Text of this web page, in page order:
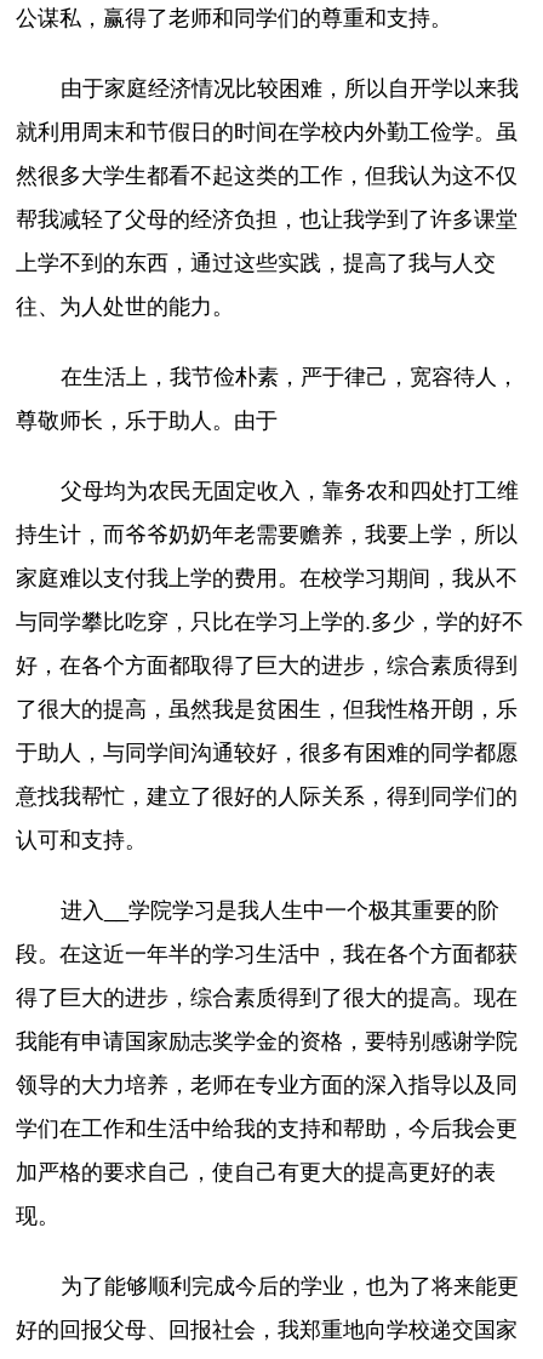
公谋私，赢得了老师和同学们的尊重和支持。
由于家庭经济情况比较困难，所以自开学以来我
就利用周末和节假日的时间在学校内外勤工俭学。虽
然很多大学生都看不起这类的工作，但我认为这不仅
帮我减轻了父母的经济负担，也让我学到了许多课堂
上学不到的东西，通过这些实践，提高了我与人交
往、为人处世的能力。
在生活上，我节俭朴素，严于律己，宽容待人，
尊敬师长，乐于助人。由于
父母均为农民无固定收入，靠务农和四处打工维
持生计，而爷爷奶奶年老需要赡养，我要上学，所以
家庭难以支付我上学的费用。在校学习期间，我从不
与同学攀比吃穿，只比在学习上学的.多少，学的好不
好，在各个方面都取得了巨大的进步，综合素质得到
了很大的提高，虽然我是贫困生，但我性格开朗，乐
于助人，与同学间沟通较好，很多有困难的同学都愿
意找我帮忙，建立了很好的人际关系，得到同学们的
认可和支持。
进入__学院学习是我人生中一个极其重要的阶
段。在这近一年半的学习生活中，我在各个方面都获
得了巨大的进步，综合素质得到了很大的提高。现在
我能有申请国家励志奖学金的资格，要特别感谢学院
领导的大力培养，老师在专业方面的深入指导以及同
学们在工作和生活中给我的支持和帮助，今后我会更
加严格的要求自己，使自己有更大的提高更好的表
现。
为了能够顺利完成今后的学业，也为了将来能更
好的回报父母、回报社会，我郑重地向学校递交国家